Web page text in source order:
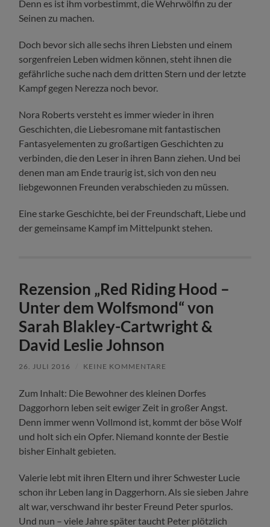
Denn es ist ihm vorbestimmt, die Wehrwölfin zu der
Seinen zu machen.
Doch bevor sich alle sechs ihren Liebsten und einem
sorgenfreien Leben widmen können, steht ihnen die
gefährliche suche nach dem dritten Stern und der letzte
Kampf gegen Nerezza noch bevor.
Nora Roberts versteht es immer wieder in ihren
Geschichten, die Liebesromane mit fantastischen
Fantasyelementen zu großartigen Geschichten zu
verbinden, die den Leser in ihren Bann ziehen. Und bei
denen man am Ende traurig ist, sich von den neu
liebgewonnen Freunden verabschieden zu müssen.
Eine starke Geschichte, bei der Freundschaft, Liebe und
der gemeinsame Kampf im Mittelpunkt stehen.
Rezension „Red Riding Hood –
Unter dem Wolfsmond“ von
Sarah Blakley-Cartwright &
David Leslie Johnson
26. JULI 2016 KEINE KOMMENTARE
Zum Inhalt: Die Bewohner des kleinen Dorfes
Daggorhorn leben seit ewiger Zeit in großer Angst.
Denn immer wenn Vollmond ist, kommt der böse Wolf
und holt sich ein Opfer. Niemand konnte der Bestie
bisher Einhalt gebieten.
Valerie lebt mit ihren Eltern und ihrer Schwester Lucie
schon ihr Leben lang in Daggerhorn. Als sie sieben Jahre
alt war, verschwand ihr bester Freund Peter spurlos.
Und nun – viele Jahre später taucht Peter plötzlich